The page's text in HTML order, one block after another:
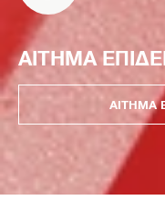
ΑΙΤΗΜΑ
ΑΙΤΗΜΑ